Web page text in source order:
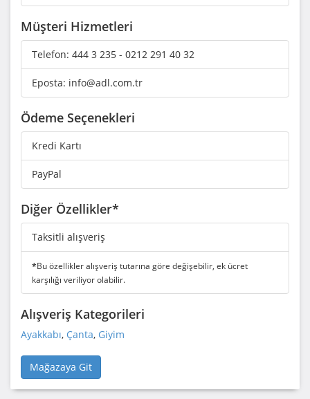
Müşteri Hizmetleri
Telefon: 444 3 235 - 0212 291 40 32
Eposta: info@adl.com.tr
Ödeme Seçenekleri
Kredi Kartı
PayPal
Diğer Özellikler*
Taksitli alışveriş
*Bu özellikler alışveriş tutarına göre değişebilir, ek ücret
karşılığı veriliyor olabilir.
Alışveriş Kategorileri
Ayakkabı, Çanta, Giyim
Mağazaya Git